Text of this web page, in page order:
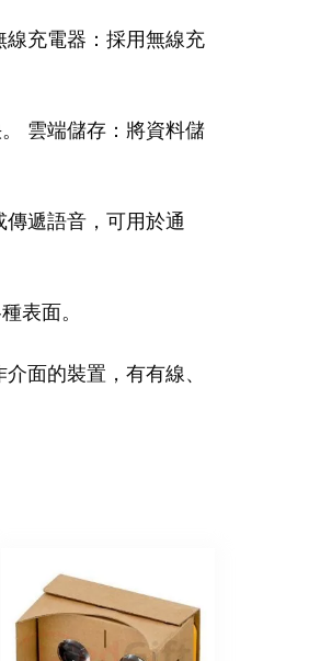
充電器：採用無線充
雲端儲存：將資料儲
遞語音，可用於通
表面。
面的裝置，有有線、